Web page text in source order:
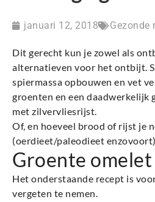
januari 12, 2018 Gezonde
Dit gerecht kun je zowel als
alternatieven voor het ontbijt.
spiermassa opbouwen en vet
groenten en een daadwerkelijk
met zilvervliesrijst.
Of, en hoeveel brood of rijst je
(oerdieet/paleodieet
Groente
Het onderstaande recept is
vergeten te nemen.